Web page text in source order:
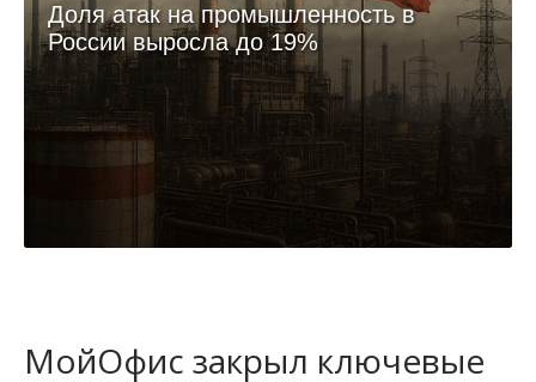
Доля атак на промышленность в
России выросла до 19%
МойОфис закрыл ключевые